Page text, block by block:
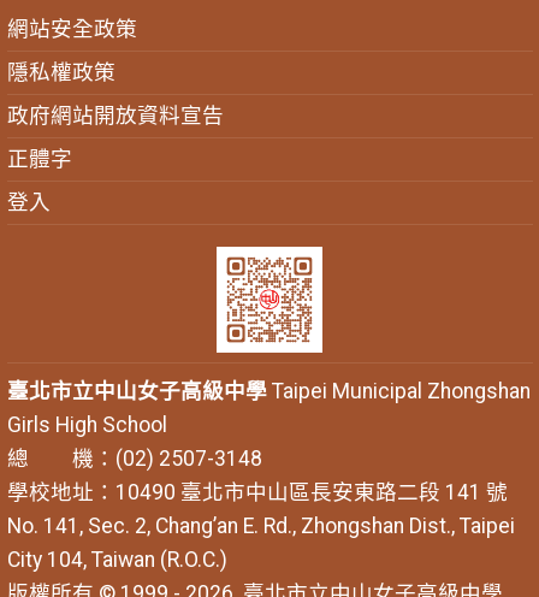
網站安全政策
隱私權政策
政府網站開放資料宣告
正體字
登入
臺北市立中山女子高級中學Taipei Municipal Zhongshan
Girls High School
總 機：(02) 2507-3148
學校地址：10490 臺北市中山區長安東路二段 141 號
No. 141, Sec. 2, Chang’an E. Rd., Zhongshan Dist., Taipei
City 104, Taiwan (R.O.C.)